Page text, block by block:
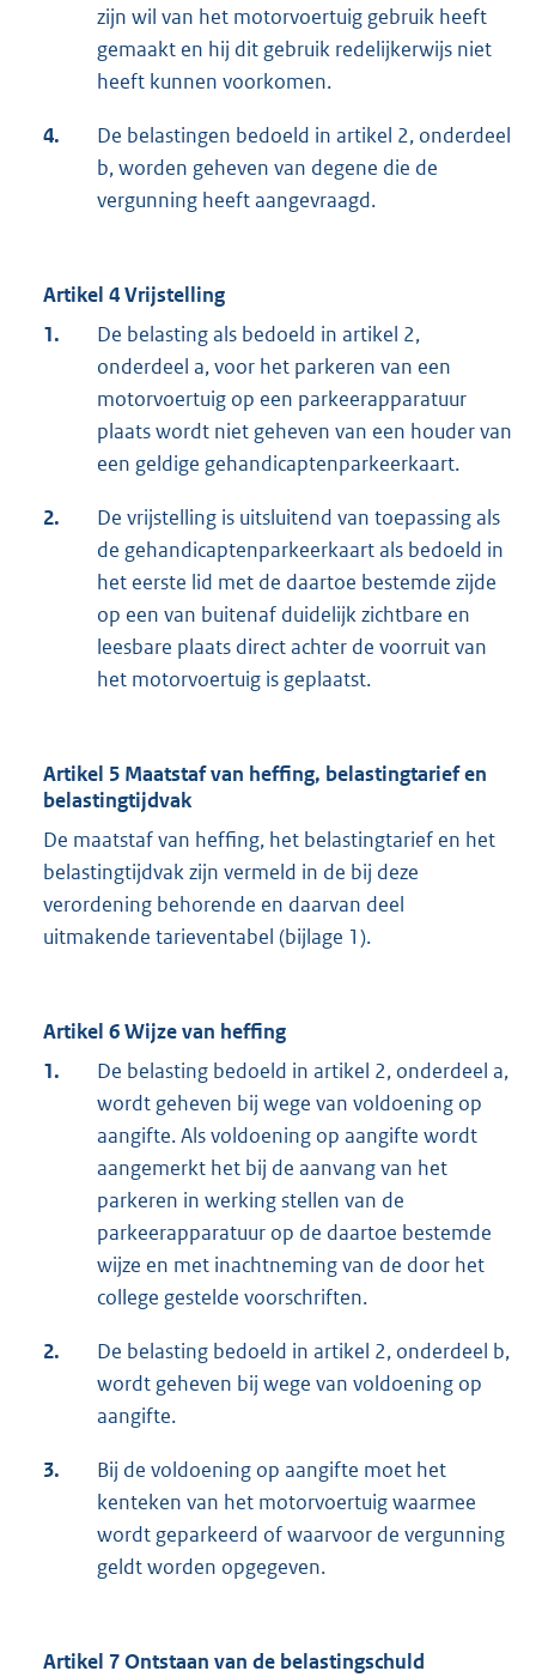
zijn wil van het motorvoertuig gebruik heeft
gemaakt en hij dit gebruik redelijkerwijs niet
heeft kunnen voorkomen.
4.
De belastingen bedoeld in artikel 2, onderdeel
b, worden geheven van degene die de
vergunning heeft aangevraagd.
Artikel 4 Vrijstelling
1.
De belasting als bedoeld in artikel 2,
onderdeel a, voor het parkeren van een
motorvoertuig op een parkeerapparatuur
plaats wordt niet geheven van een houder van
een geldige gehandicaptenparkeerkaart.
2.
De vrijstelling is uitsluitend van toepassing als
de gehandicaptenparkeerkaart als bedoeld in
het eerste lid met de daartoe bestemde zijde
op een van buitenaf duidelijk zichtbare en
leesbare plaats direct achter de voorruit van
het motorvoertuig is geplaatst.
Artikel 5 Maatstaf van heffing, belastingtarief en
belastingtijdvak
De maatstaf van heffing, het belastingtarief en het
belastingtijdvak zijn vermeld in de bij deze
verordening behorende en daarvan deel
uitmakende tarieventabel (bijlage 1).
Artikel 6 Wijze van heffing
1.
De belasting bedoeld in artikel 2, onderdeel a,
wordt geheven bij wege van voldoening op
aangifte. Als voldoening op aangifte wordt
aangemerkt het bij de aanvang van het
parkeren in werking stellen van de
parkeerapparatuur op de daartoe bestemde
wijze en met inachtneming van de door het
college gestelde voorschriften.
2.
De belasting bedoeld in artikel 2, onderdeel b,
wordt geheven bij wege van voldoening op
aangifte.
3.
Bij de voldoening op aangifte moet het
kenteken van het motorvoertuig waarmee
wordt geparkeerd of waarvoor de vergunning
geldt worden opgegeven.
Artikel 7 Ontstaan van de belastingschuld